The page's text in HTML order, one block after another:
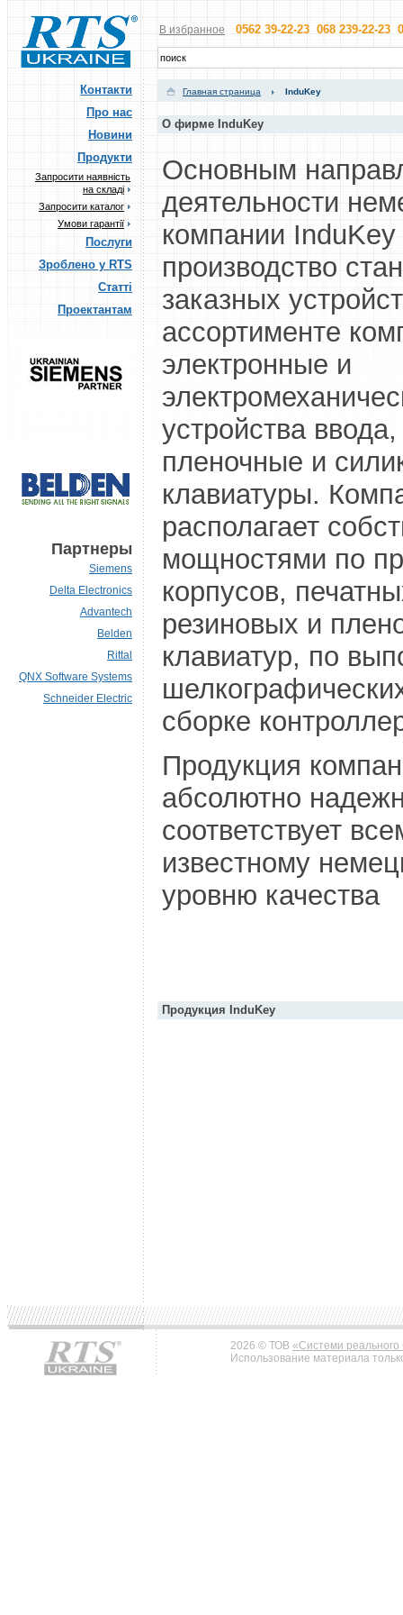
В избранное 0562 39-22-23 068 239-22-23
Контакти
Про нас
Новини
Продукти
Запросити наявність
на складі
Запросити каталог
Умови гарантії
Послуги
Зроблено у RTS
Статті
Проектантам
Партнеры
Siemens
Delta Electronics
Advantech
Belden
Rittal
QNX Software Systems
Schneider Electric
Главная страница InduKey
О фирме InduKey
Основным
деятельности
компании InduKey
производство
заказных
ассортименте
электронные и
устройства
пленочные и
клавиатуры.
располагает
мощностями по
корпусов,
резиновых и
клавиатур, по
сборке
Продукция
абсолютно
соответствует
известному
уровню качества
Продукция InduKey
2026 © ТОВ «Системи реального
Использование материала